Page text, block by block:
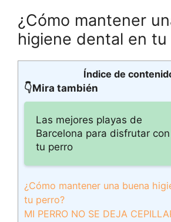
¿Cómo mantener
higiene dental en tu
Índice de
👇Mira también
Las mejores playas de
Barcelona para disfrutar con
tu perro
¿Cómo mantener una buena
tu perro?
MI PERRO NO SE DEJA